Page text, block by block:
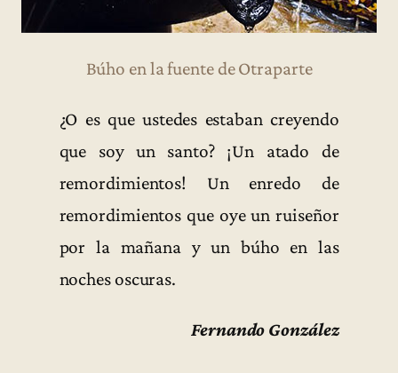
Búho en la fuente de Otraparte
¿O es que ustedes estaban creyendo
que soy un santo? ¡Un atado de
remordimientos! Un enredo de
remordimientos que oye un ruiseñor
por la mañana y un búho en las
noches oscuras.
Fernando González